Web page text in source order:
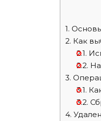
1.
2. Как
2.1.
2.2.
3.
3.1.
3.2.
4.